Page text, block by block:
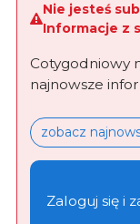
Nie jesteś
Informacje z
Cotygodniowy
najnowsze
zobacz
Zaloguj się i